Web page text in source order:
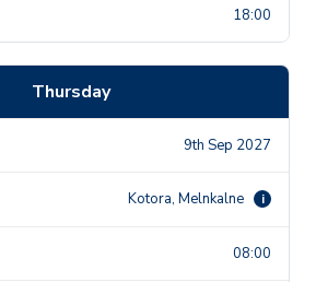
18:00
Thursday
9th Sep 2027
Kotora, Melnkalne i
08:00